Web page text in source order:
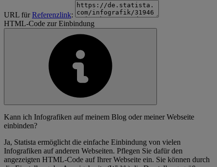
URL fürReferenzlink:
HTML-Code zur Einbindung
Kann ich Infografiken auf meinem Blog oder meiner Webseite
einbinden?
Ja, Statista ermöglicht die einfache Einbindung von vielen
Infografiken auf anderen Webseiten. Pflegen Sie dafür den
angezeigten HTML-Code auf Ihrer Webseite ein. Sie können durch